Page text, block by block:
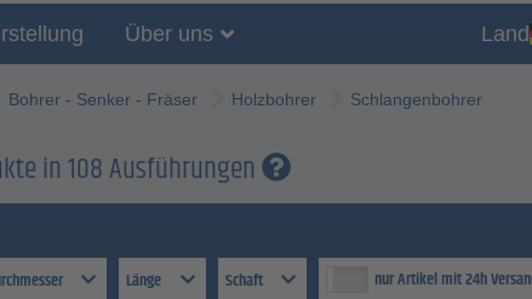
Über uns Land
Bohrer - Senker - Fräser Holzbohrer Schlangenbohrer
in 108 Ausführungen
Länge Schaft nur Artikel mit 24h